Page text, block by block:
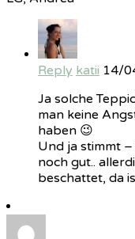
Reply katii 14/
Ja solche
man keine
haben 😉
Und ja stimmt
noch gut..
beschattet, da